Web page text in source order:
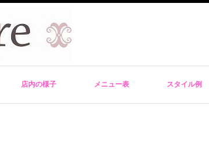
店内の様子 メニュー表 スタイル例